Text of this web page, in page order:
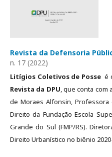
Revista da Defensoria
n. 17 (2022)
Litígios Coletivos de Posse é
Revista da DPU, que conta com
de Moraes Alfonsin,
Direito da Fundação Escola
Grande do Sul (FMP/RS).
Direito Urbanístico no biênio